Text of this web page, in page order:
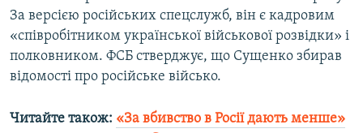
За версією російських спецслужб, він є кадровим
«співробітником української військової розвідки» і
полковником. ФСБ стверджує, що Сущенко збирав
відомості про російське військо.
Читайте також: «За вбивство в Росії дають менше»